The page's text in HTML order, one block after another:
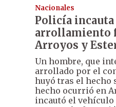
Nacionales
Policía
arrollamiento
Arroyos y
Un hombre, que
arrollado por el
huyó tras el hecho
hecho ocurrió en
incautó el